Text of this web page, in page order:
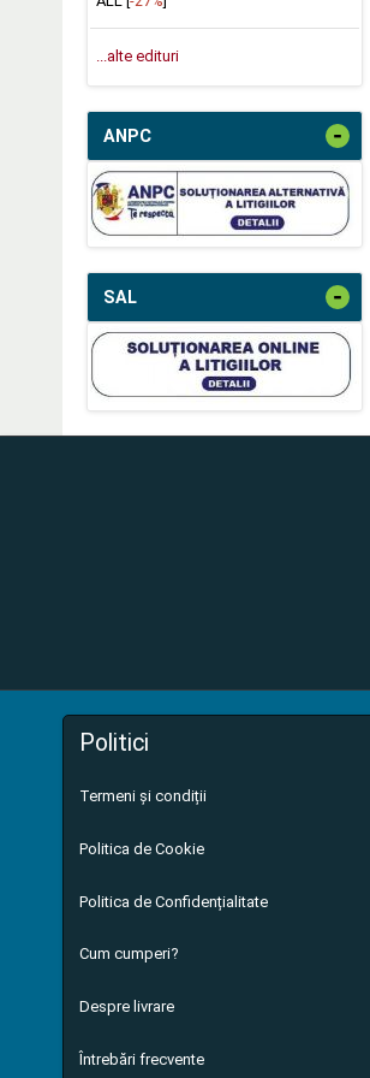
...alte edituri
ANPC -
SAL -
Politici
Termeni și condiții
Politica de Cookie
Politica de Confidențialitate
Cum cumperi?
Despre livrare
Întrebări frecvente